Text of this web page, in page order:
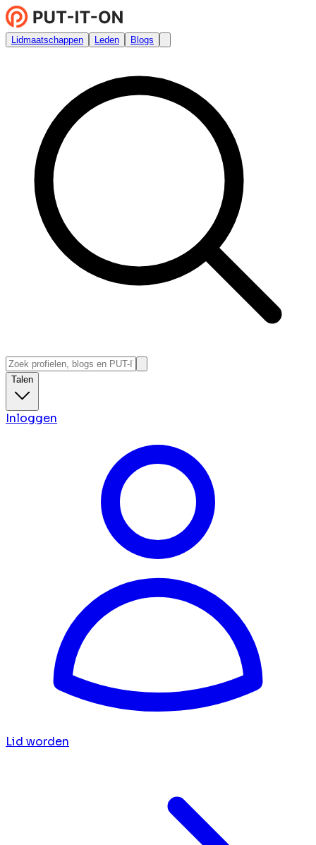
Lidmaatschappen Leden Blogs
Talen
Inloggen
Lid worden